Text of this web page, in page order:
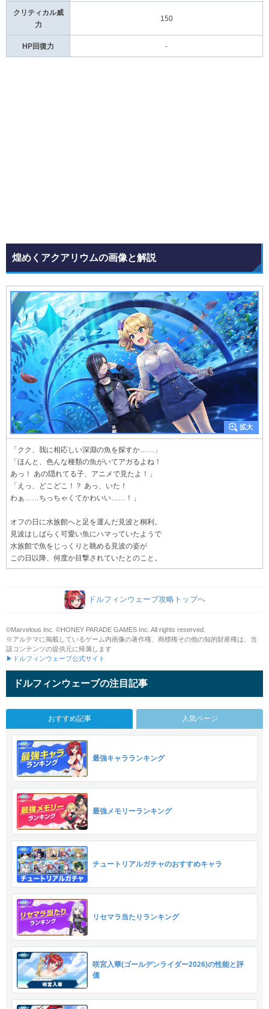
クリティカル威
力
150
HP回復力 -
煌めくアクアリウムの画像と解説
「クク、我に相応しい深淵の魚を探すか……」
「ほんと、色んな種類の魚がいてアガるよね！
あっ！ あの隠れてる子、アニメで見たよ！」
「えっ、どこどこ！？ あっ、いた！
わぁ……ちっちゃくてかわいい……！」
オフの日に水族館へと足を運んだ見波と桐利。
見波はしばらく可愛い魚にハマっていたようで
水族館で魚をじっくりと眺める見波の姿が
この日以降、何度か目撃されていたとのこと。
ドルフィンウェーブ攻略トップへ
©Marvelous Inc. ©HONEY PARADE GAMES Inc. All rights reserved.
※アルテマに掲載しているゲーム内画像の著作権、商標権その他の知的財産権は、当
該コンテンツの提供元に帰属します
▶ドルフィンウェーブ公式サイト
ドルフィンウェーブの注目記事
おすすめ記事 人気ページ
最強キャラランキング
最強メモリーランキング
チュートリアルガチャのおすすめキャラ
リセマラ当たりランキング
咲宮入華(ゴールデンライダー2026)の性能と評
価